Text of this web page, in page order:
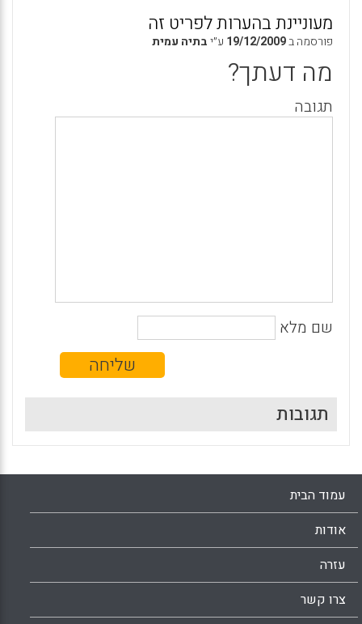
מעוניינת בהערות לפריט זה
פורסמה ב19/12/2009 ע״יבתיה עמית
מה דעתך?
תגובה
שם מלא
תגובות
עמוד הבית
אודות
עזרה
צרו קשר